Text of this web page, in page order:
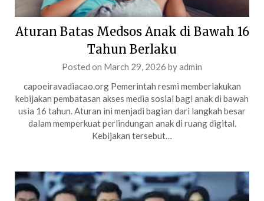
Aturan Batas Medsos Anak di Bawah 16
Tahun Berlaku
Posted on March 29, 2026 byadmin
capoeiravadiacao.org Pemerintah resmi memberlakukan
kebijakan pembatasan akses media sosial bagi anak di bawah
usia 16 tahun. Aturan ini menjadi bagian dari langkah besar
dalam memperkuat perlindungan anak di ruang digital.
Kebijakan tersebut…